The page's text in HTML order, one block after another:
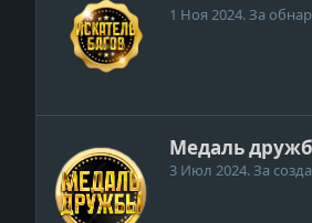
1 Ноя 2024. За
Медаль
3 Июл 2024. За